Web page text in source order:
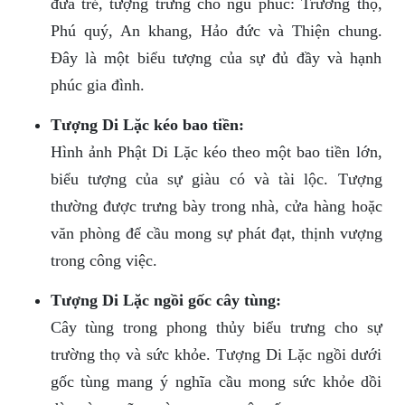
đứa trẻ, tượng trưng cho ngũ phúc: Trường thọ,
Phú quý, An khang, Hảo đức và Thiện chung.
Đây là một biểu tượng của sự đủ đầy và hạnh
phúc gia đình.
Tượng Di Lặc kéo bao tiền:
Hình ảnh Phật Di Lặc kéo theo một bao tiền lớn,
biểu tượng của sự giàu có và tài lộc. Tượng
thường được trưng bày trong nhà, cửa hàng hoặc
văn phòng để cầu mong sự phát đạt, thịnh vượng
trong công việc.
Tượng Di Lặc ngồi gốc cây tùng:
Cây tùng trong phong thủy biểu trưng cho sự
trường thọ và sức khỏe. Tượng Di Lặc ngồi dưới
gốc tùng mang ý nghĩa cầu mong sức khỏe dồi